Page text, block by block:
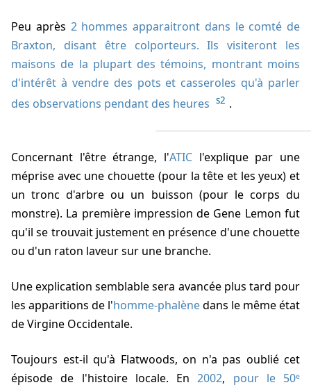
Peu après 2 hommes apparaitront dans le comté de
Braxton, disant être colporteurs. Ils visiteront les
maisons de la plupart des témoins, montrant moins
d'intérêt à vendre des pots et casseroles qu'à parler
des observations pendant des heures s2 .
Concernant l'être étrange, l'ATIC l'explique par une
méprise avec une chouette (pour la tête et les yeux) et
un tronc d'arbre ou un buisson (pour le corps du
monstre). La première impression de Gene Lemon fut
qu'il se trouvait justement en présence d'une chouette
ou d'un raton laveur sur une branche.
Une explication semblable sera avancée plus tard pour
les apparitions de l'homme-phalènedans le même état
de Virgine Occidentale.
Toujours est-il qu'à Flatwoods, on n'a pas oublié cet
épisode de l'histoire locale. En2002, pour le 50ᵉ